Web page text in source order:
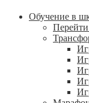
Обучение в